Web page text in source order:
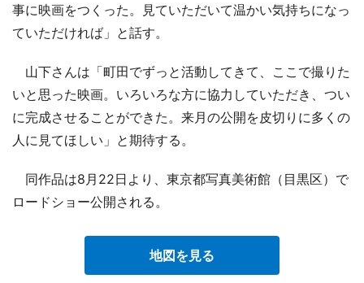
事に映画をつくった。見ていただいて温かい気持ちになっ
ていただければ」と話す。
山下さんは「町田でずっと活動してきて、ここで撮りた
いと思った映画。いろいろな方に協力していただき、つい
に完成させることができた。来月の公開を皮切りに多くの
人に見てほしい」と期待する。
同作品は8月22日より、東京都写真美術館（目黒区）で
ロードショー公開される。
地図を見る